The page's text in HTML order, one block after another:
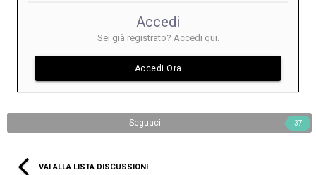
Accedi
Sei già registrato? Accedi qui.
Accedi Ora
Seguaci 37
VAI ALLA LISTA DISCUSSIONI